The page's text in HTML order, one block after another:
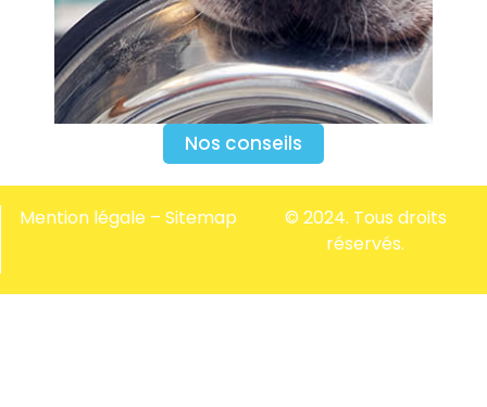
Nos conseils
© 2024. Tous droits
réservés.
Mention légale– Sitemap